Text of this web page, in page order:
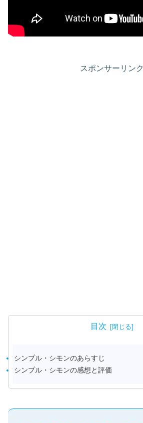
スポンサーリンク
目次
シンプル・シモンのあらすじ
シンプル・シモンの感想と評価